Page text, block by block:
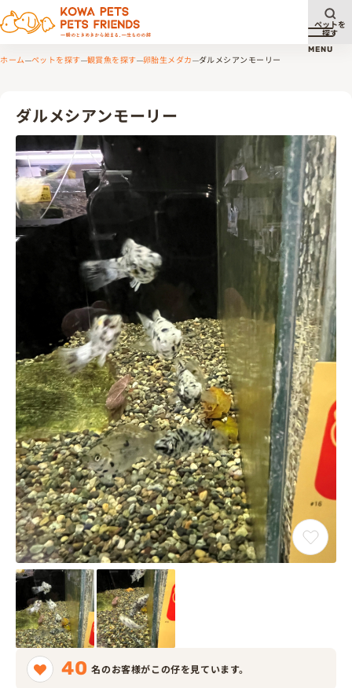
メニ
MENU
ペットを
探す
ホーム ペットを探す 観賞魚を探す 卵胎生メダカ ダルメシアンモーリー
ダルメシアンモーリー
40 名のお客様がこの仔を見ています。